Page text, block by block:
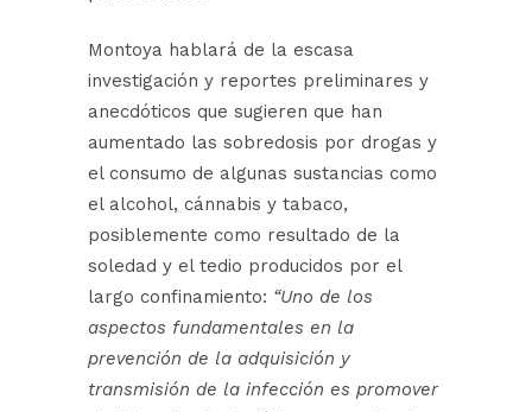
Montoya hablará de la escasa
investigación y reportes preliminares y
anecdóticos que sugieren que han
aumentado las sobredosis por drogas y
el consumo de algunas sustancias como
el alcohol, cánnabis y tabaco,
posiblemente como resultado de la
soledad y el tedio producidos por el
largo confinamiento: “Uno de los
aspectos fundamentales en la
prevención de la adquisición y
transmisión de la infección es promover